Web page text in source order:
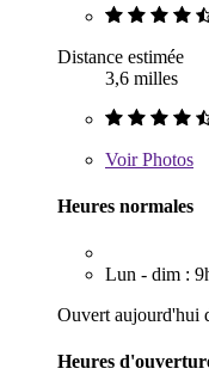
Distance estimée
3,6 milles
VoirPhotos
Heures normales
Lun - dim :
Ouvert aujourd'hui
Heures